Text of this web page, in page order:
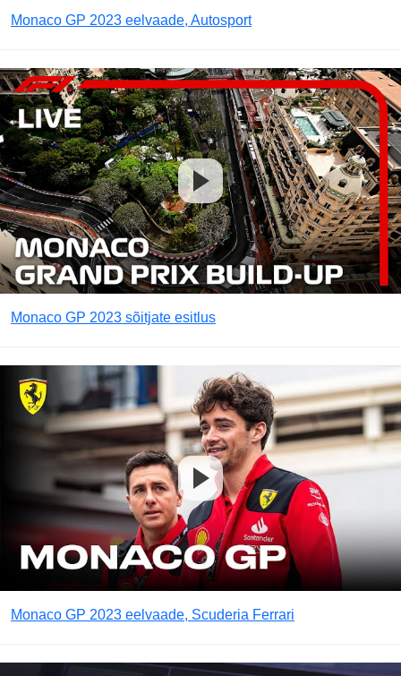
Monaco GP 2023 eelvaade, Autosport
Monaco GP 2023 sõitjate esitlus
Monaco GP 2023 eelvaade, Scuderia Ferrari